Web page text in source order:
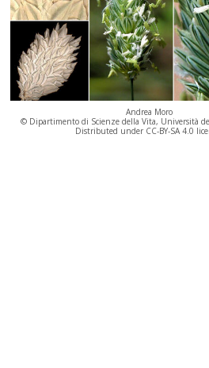
Andrea Moro
© Dipartimento di Scienze della Vita, Università
Distributed under CC-BY-SA 4.0